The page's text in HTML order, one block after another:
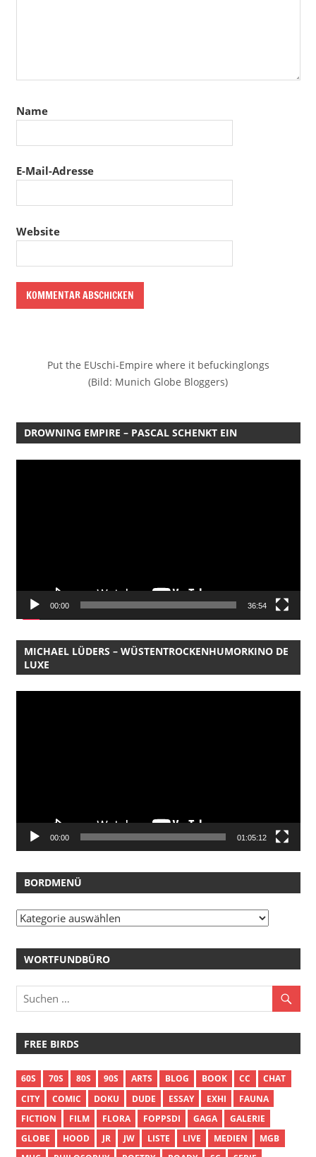
Name
E-Mail-Adresse
Website
Put the EUschi-Empire where it befuckinglongs
(Bild: Munich Globe Bloggers)
DROWNING EMPIRE – PASCAL SCHENKT EIN
00:00 36:54
MICHAEL LÜDERS – WÜSTENTROCKENHUMORKINO DE
LUXE
00:00 01:05:12
BORDMENÜ
Bordmenü
WORTFUNDBÜRO
FREE BIRDS
60S 70S 80S 90S ARTS BLOG BOOK CC
CHAT
CITY
COMIC DOKU DUDE ESSAY EXHI
FAUNA
FICTION
FILM FLORA FOPPSDI GAGA
GALERIE
GLOBE
HOOD JR JW LISTE LIVE MEDIEN
MGB